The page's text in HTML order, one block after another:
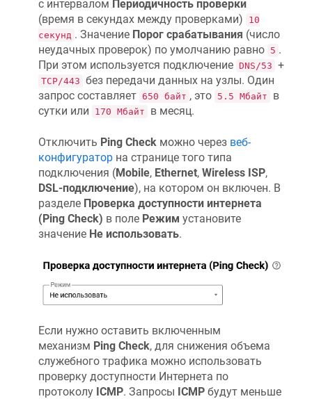
с интервалом Периодичность проверки
(время в секундах между проверками)
10
секунд . Значение Порог срабатывания (число
неудачных проверок) по умолчанию равно 5 .
При этом используется подключение DNS/53 +
TCP/443 без передачи данных на узлы. Один
запрос составляет 650 байт , это 5.5 Мбайт
в
сутки или
170 Мбайт в месяц.
Отключить Ping Check можно через веб-
конфигуратор на странице того типа
подключения (Mobile, Ethernet, Wireless ISP,
DSL-подключение), на котором он включен. В
разделе Проверка доступности интернета
(Ping Check) в поле Режим установите
значение Не использовать.
Если нужно оставить включенным
механизм Ping Check, для снижения объема
служебного трафика можно использовать
проверку доступности Интернета по
протоколу ICMP. Запросы ICMP будут меньше